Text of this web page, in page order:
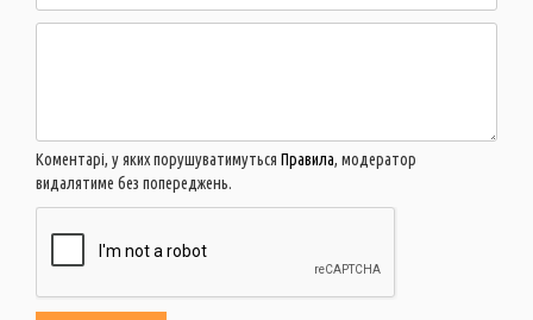
Коментарі, у яких порушуватимуться Правила, модератор
видалятиме без попереджень.